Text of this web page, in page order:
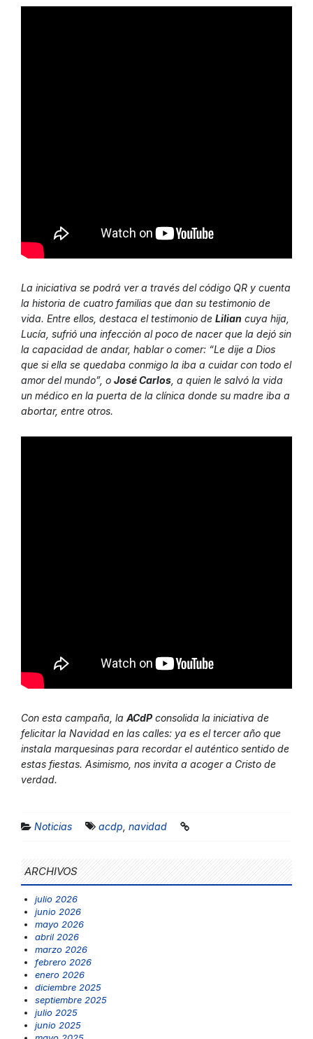
La iniciativa se podrá ver a través del código QR y cuenta
la historia de cuatro familias que dan su testimonio de
vida. Entre ellos, destaca el testimonio de Lilian cuya hija,
Lucía, sufrió una infección al poco de nacer que la dejó sin
la capacidad de andar, hablar o comer: “Le dije a Dios
que si ella se quedaba conmigo la iba a cuidar con todo el
amor del mundo”, o José Carlos , a quien le salvó la vida
un médico en la puerta de la clínica donde su madre iba a
abortar, entre otros.
Con esta campaña, la ACdP consolida la iniciativa de
felicitar la Navidad en las calles: ya es el tercer año que
instala marquesinas para recordar el auténtico sentido de
estas fiestas. Asimismo, nos invita a acoger a Cristo de
verdad.
Noticias acdp navidad
ARCHIVOS
julio 2026
junio 2026
mayo 2026
abril 2026
marzo 2026
febrero 2026
enero 2026
diciembre 2025
septiembre 2025
julio 2025
junio 2025